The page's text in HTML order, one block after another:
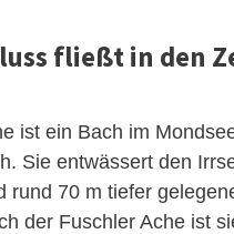
fließt in den
ist ein Bach im
Sie entwässert den
rund 70 m tiefer
der Fuschler Ache ist